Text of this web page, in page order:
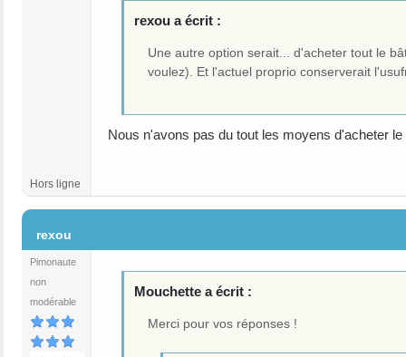
rexou a écrit :
Une autre option serait... d'acheter tout le
voulez). Et l'actuel proprio conserverait
Nous n'avons pas du tout les moyens d'acheter
Hors ligne
rexou
Pimonaute
non
modérable
Mouchette a écrit :
Merci pour vos réponses !